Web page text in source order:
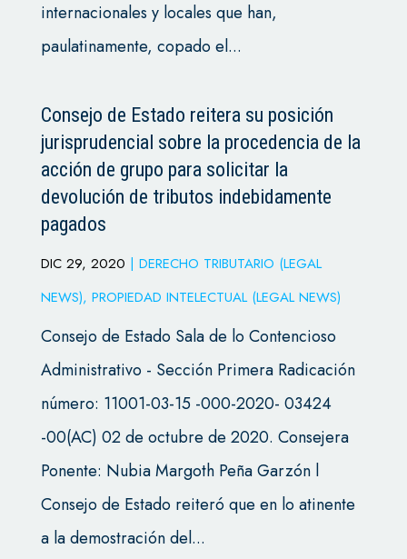
internacionales y locales que han,
paulatinamente, copado el...
Consejo de Estado reitera su posición
jurisprudencial sobre la procedencia de la
acción de grupo para solicitar la
devolución de tributos indebidamente
pagados
DIC 29, 2020 | DERECHO TRIBUTARIO (LEGAL
NEWS), PROPIEDAD INTELECTUAL (LEGAL NEWS)
Consejo de Estado Sala de lo Contencioso
Administrativo - Sección Primera Radicación
número: 11001-03-15 -000-2020- 03424
-00(AC) 02 de octubre de 2020. Consejera
Ponente: Nubia Margoth Peña Garzón l
Consejo de Estado reiteró que en lo atinente
a la demostración del...